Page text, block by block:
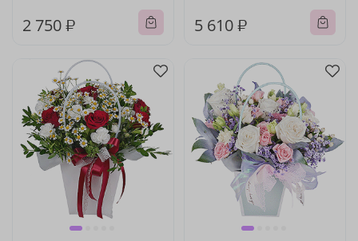
2 750 ₽ 5 610 ₽